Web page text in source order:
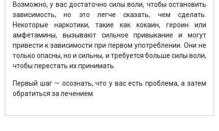
Возможно, у вас достаточно силы воли, чтобы остановить
зависимость, но это легче сказать, чем сделать.
Некоторые наркотики, такие как кокаин, героин или
амфетамины, вызывают сильное привыкание и могут
привести к зависимости при первом употреблении. Они не
только опасны, но и сильны, и требуется больше силы воли,
чтобы перестать их принимать.
Первый шаг — осознать, что у вас есть проблема, а затем
обратиться за лечением.